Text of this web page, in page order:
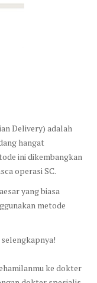
Delivery) adalah
hangat
ini dikembangkan
operasi SC.
yang biasa
metode
ke dokter